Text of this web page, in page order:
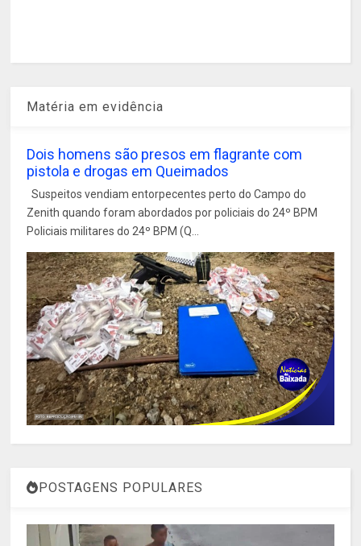
Matéria em evidência
Dois homens são presos em flagrante com
pistola e drogas em Queimados
Suspeitos vendiam entorpecentes perto do Campo do
Zenith quando foram abordados por policiais do 24º BPM
Policiais militares do 24º BPM (Q...
POSTAGENS POPULARES